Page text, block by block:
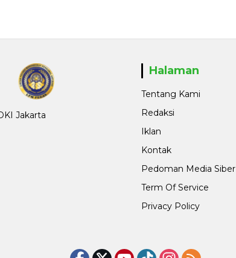
Jakarta
Halaman
Tentang Kami
Redaksi
Iklan
Kontak
Pedoman Media Siber
Term Of Service
Privacy Policy